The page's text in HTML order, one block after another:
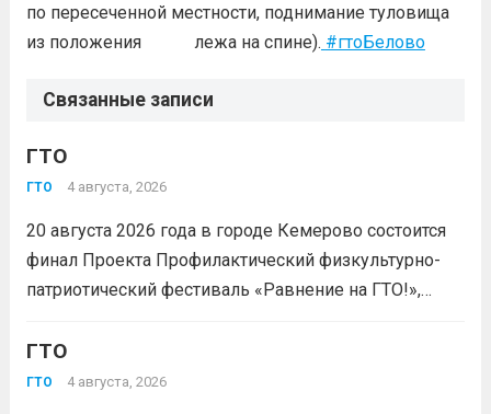
по пересеченной местности, поднимание туловища
из положения лежа на спине). #гтоБелово
Связанные записи
ГТО
ГТО 4 августа, 2026
20 августа 2026 года в городе Кемерово состоится
финал Проекта Профилактический физкультурно-
патриотический фестиваль «Равнение на ГТО!»,
Первых-2026».В мероприятии примут участие
победители муниципального этапа проектной
ГТО
ГТО 4 августа, 2026